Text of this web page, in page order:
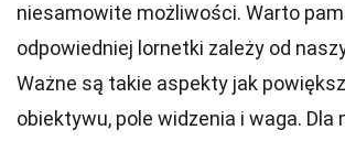
niesamowite możliwości. Warto
odpowiedniej lornetki zależy od
Ważne są takie aspekty jak
obiektywu, pole widzenia i waga. Dla